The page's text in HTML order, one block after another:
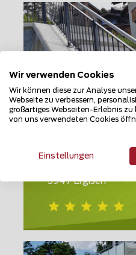
Geländer und
3947 Ergisch
Wir verwenden Cookies
Wir können diese zur Analyse
Webseite zu verbessern,
großartiges Webseiten-Erlebnis
von uns verwendeten Cookies
Einstellungen